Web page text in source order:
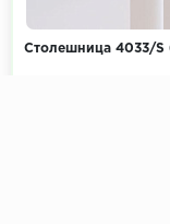
Столешница 4033/S